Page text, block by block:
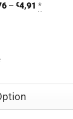
–€4,91 *